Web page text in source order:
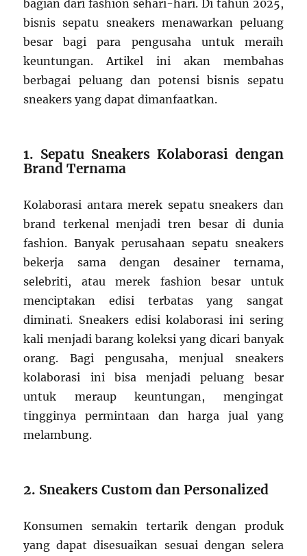
bagian dari fashion sehari-hari. Di tahun 2025,
bisnis sepatu sneakers menawarkan peluang
besar bagi para pengusaha untuk meraih
keuntungan. Artikel ini akan membahas
berbagai peluang dan potensi bisnis sepatu
sneakers yang dapat dimanfaatkan.
1. Sepatu Sneakers Kolaborasi dengan
Brand Ternama
Kolaborasi antara merek sepatu sneakers dan
brand terkenal menjadi tren besar di dunia
fashion. Banyak perusahaan sepatu sneakers
bekerja sama dengan desainer ternama,
selebriti, atau merek fashion besar untuk
menciptakan edisi terbatas yang sangat
diminati. Sneakers edisi kolaborasi ini sering
kali menjadi barang koleksi yang dicari banyak
orang. Bagi pengusaha, menjual sneakers
kolaborasi ini bisa menjadi peluang besar
untuk meraup keuntungan, mengingat
tingginya permintaan dan harga jual yang
melambung.
2. Sneakers Custom dan Personalized
Konsumen semakin tertarik dengan produk
yang dapat disesuaikan sesuai dengan selera